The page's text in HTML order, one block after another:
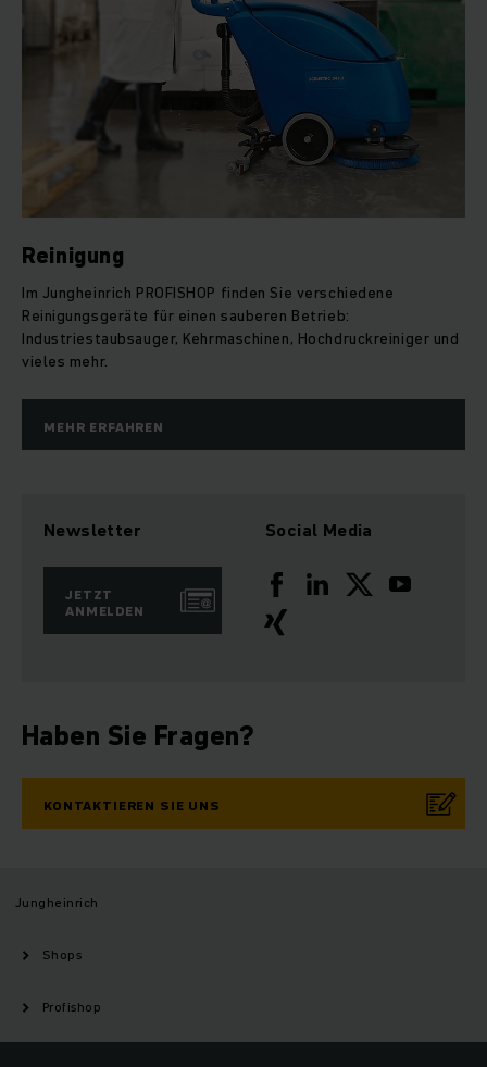
Reinigung
Im Jungheinrich PROFISHOP finden Sie verschiedene
Reinigungsgeräte für einen sauberen Betrieb:
Industriestaubsauger, Kehrmaschinen, Hochdruckreiniger und
vieles mehr.
MEHR ERFAHREN
Newsletter
JETZT
ANMELDEN
Social Media
Haben Sie Fragen?
KONTAKTIEREN SIE UNS
Jungheinrich
Shops
Profishop